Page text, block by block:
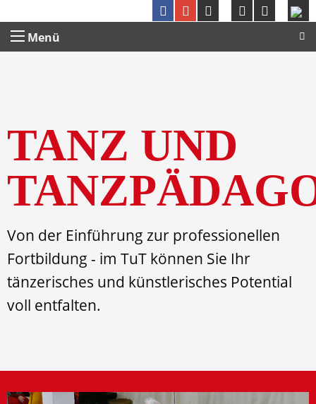
Menü
TANZ UND
Von der Einführung zur professionellen
Fortbildung - im TuT können Sie Ihr
tänzerisches und künstlerisches Potential
voll entfalten.